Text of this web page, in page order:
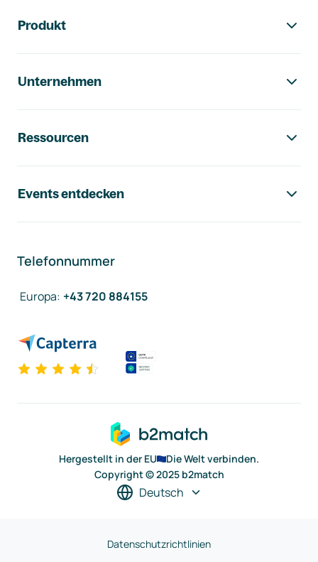
Produkt
Unternehmen
Ressourcen
Events entdecken
Telefonnummer
Europa: +43 720 884155
Hergestellt in der EU
Die Welt verbinden.
Copyright © 2025 b2match
Deutsch
Datenschutzrichtlinien